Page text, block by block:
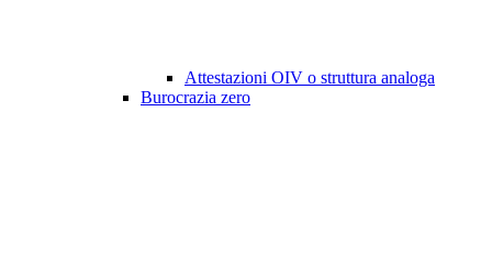
Attestazioni OIV o struttura analoga
Burocrazia zero